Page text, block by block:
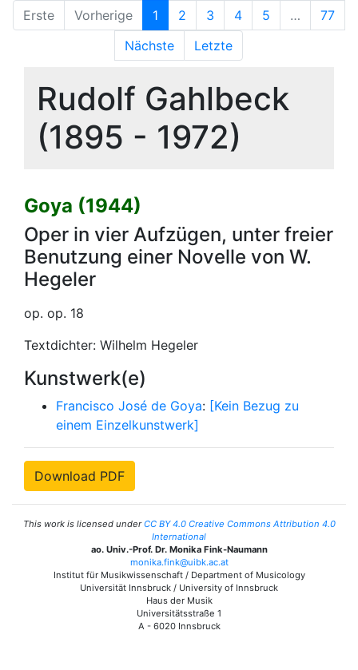
Erste
Vorherige 1 2 3 4 5 …
77
Nächste
Letzte
Rudolf Gahlbeck
(1895 - 1972)
Goya (1944)
Oper in vier Aufzügen, unter freier
Benutzung einer Novelle von W.
Hegeler
op. op. 18
Textdichter: Wilhelm Hegeler
Kunstwerk(e)
Francisco José de Goya: [Kein Bezug zu
einem Einzelkunstwerk]
Download PDF
This work is licensed underCC BY 4.0 Creative Commons Attribution 4.0
International
ao. Univ.-Prof. Dr. Monika Fink-Naumann
monika.fink@uibk.ac.at
Institut für Musikwissenschaft / Department of Musicology
Universität Innsbruck / University of Innsbruck
Haus der Musik
Universitätsstraße 1
A - 6020 Innsbruck